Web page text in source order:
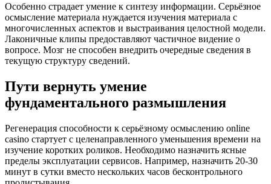
Особенно страдает умение к синтезу информации. Серьёзное
осмысление материала нуждается изучения материала с
многочисленных аспектов и выстраивания целостной модели.
Лаконичные клипы предоставляют частичное видение о
вопросе. Мозг не способен внедрить очередные сведения в
текущую структуру сведений.
Пути вернуть умение
фундаментального размышления
Регенерация способности к серьёзному осмыслению online
casino стартует с целенаправленного уменьшения времени на
изучение коротких роликов. Необходимо назначить ясные
пределы эксплуатации сервисов. Например, назначить 20-30
минут в сутки вместо нескольких часов бесконтрольного